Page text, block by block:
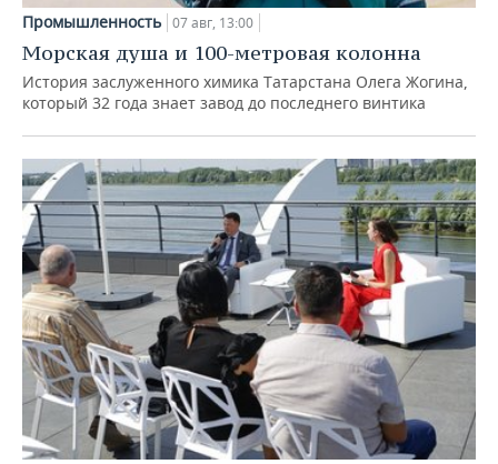
Промышленность 07 авг, 13:00
Морская душа и 100-метровая колонна
История заслуженного химика Татарстана Олега Жогина,
который 32 года знает завод до последнего винтика